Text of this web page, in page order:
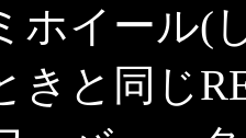
ホイール(
きと同じ